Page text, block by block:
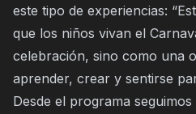
este tipo de experiencias:
que los niños vivan el
celebración, sino como una
aprender, crear y sentirse
Desde el programa